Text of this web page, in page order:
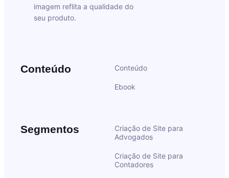
imagem reflita a qualidade do
seu produto.
Conteúdo Conteúdo
Ebook
Segmentos
Criação de Site para
Advogados
Criação de Site para
Contadores